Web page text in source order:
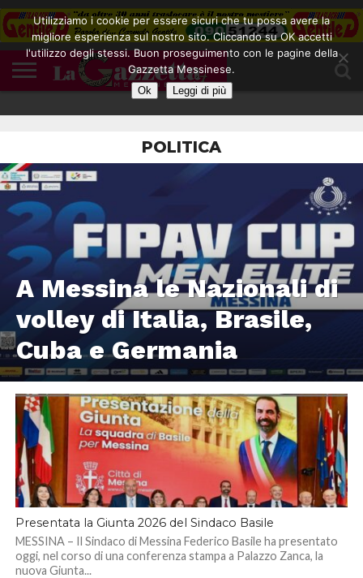
CONTATTI
COOKIE
POLICY
DIVENTA
BLOGGER
HOME
NOTE
LEGALI
POLITICA
A Messina le Nazionali di
volley di Italia, Brasile,
Cuba e Germania
Presentata la Giunta 2026 del Sindaco Basile
MESSINA – Il Sindaco di Messina Federico Basile ha presentato
oggi, nel corso di una conferenza stampa a Palazzo Zanca, la
nuova Giunta...
Utilizziamo i cookie per essere sicuri che tu possa avere la
migliore esperienza sul nostro sito. Cliccando su OK accetti
l'utilizzo degli stessi. Buon proseguimento con le pagine della
Gazzetta Messinese.
Ok Leggi di più